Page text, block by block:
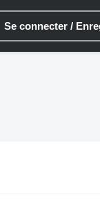
Se connecter /